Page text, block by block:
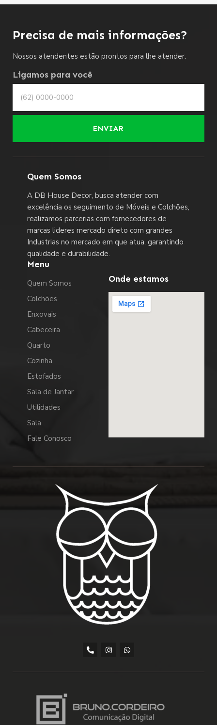
Precisa de mais informações?
Nossos atendentes estão prontos para lhe atender.
Ligamos para você
ENVIAR
Quem Somos
A DB House Decor, busca atender com
excelência os seguimento de Móveis e Colchões,
realizamos parcerias com fornecedores de
marcas lideres mercado direto com grandes
Industrias no mercado em que atua, garantindo
qualidade e durabilidade.
Menu
Quem Somos
Colchões
Enxovais
Cabeceira
Quarto
Cozinha
Estofados
Sala de Jantar
Utilidades
Sala
Fale Conosco
Onde estamos